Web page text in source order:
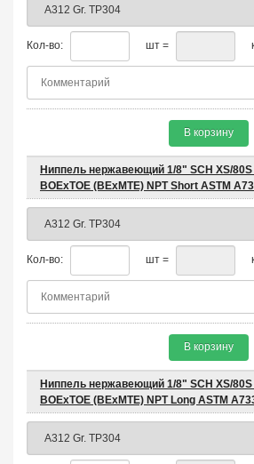
Кол-во: шт =
В корзину
Ниппель нержавеющий 1/8" SCH XS/
BOEхTOE (BEхMTE) NPT Short ASTM
Кол-во: шт =
В корзину
Ниппель нержавеющий 1/8" SCH XS/
BOEхTOE (BEхMTE) NPT Long ASTM